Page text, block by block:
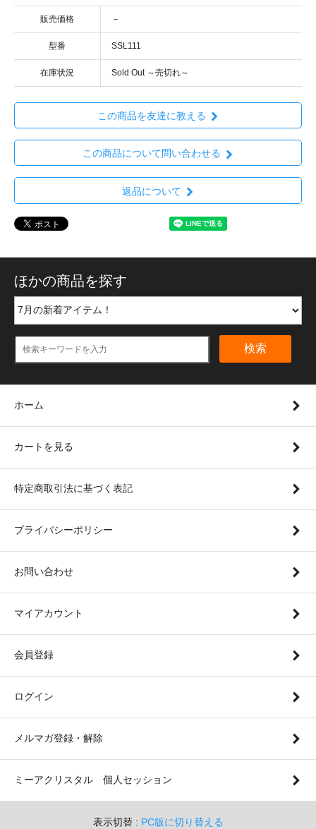
販売価格 －
型番 SSL111
在庫状況 Sold Out ～売切れ～
この商品を友達に教える
この商品について問い合わせる
返品について
ほかの商品を探す
検索
ホーム
カートを見る
特定商取引法に基づく表記
プライバシーポリシー
お問い合わせ
マイアカウント
会員登録
ログイン
メルマガ登録・解除
ミーアクリスタル 個人セッション
表示切替 : PC版に切り替える